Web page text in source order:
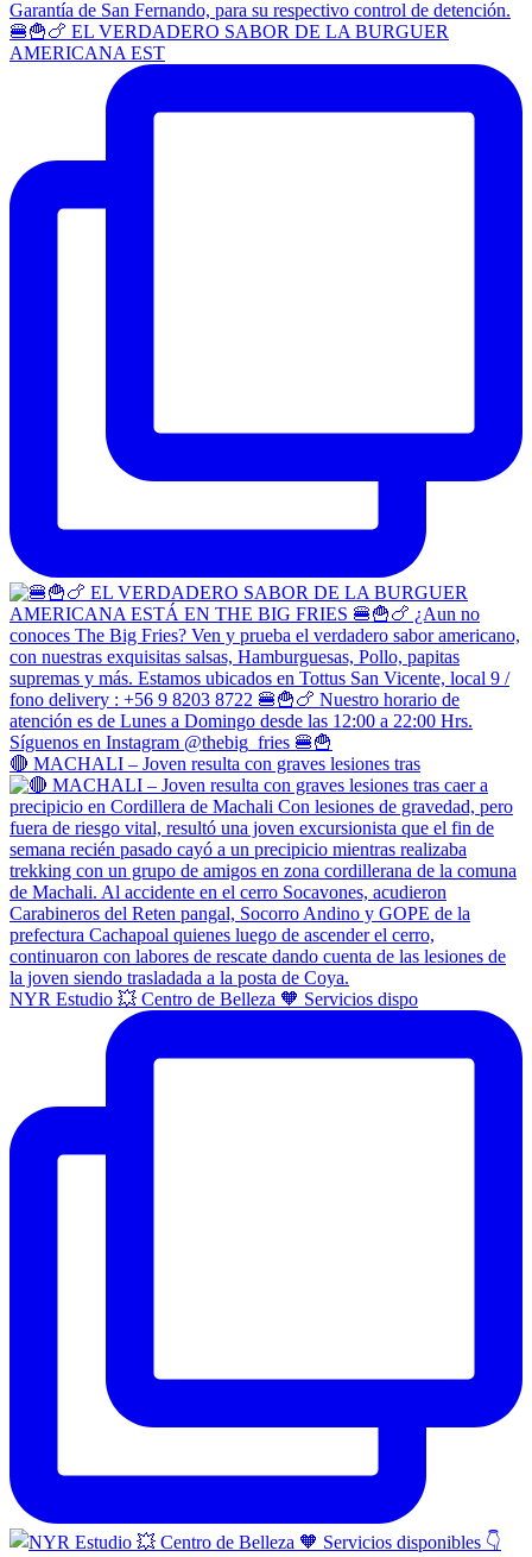
🍔🍟🍗 EL VERDADERO SABOR DE LA BURGUER
AMERICANA EST
🔴 MACHALI – Joven resulta con graves lesiones tras
NYR Estudio 💥 Centro de Belleza 🧡 Servicios dispo